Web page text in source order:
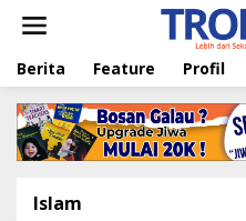
t
Berita Feature Profil
Islam